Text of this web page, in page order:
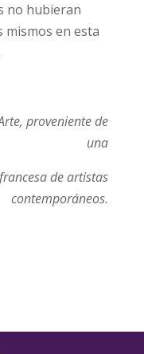
no hubieran
mismos en esta
proveniente de
una
de artistas
contemporáneos.